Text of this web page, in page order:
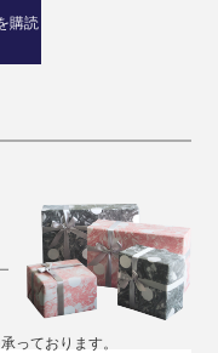
購読
っております。